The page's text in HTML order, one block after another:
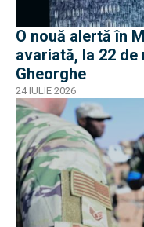
O nouă alertă în
avariată, la 22
Gheorghe
24 IULIE 2026